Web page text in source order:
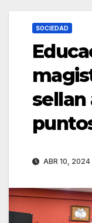
SOCIEDAD
sellan
ABR 10, 2024